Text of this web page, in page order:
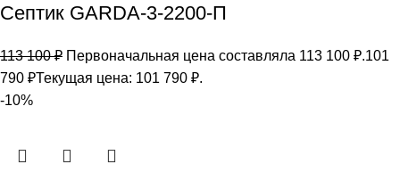
Септик GARDA-3-2200-П
113 100₽ Первоначальная цена составляла 113 100 ₽.101
790 ₽Текущая цена: 101 790 ₽.
-10%